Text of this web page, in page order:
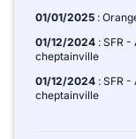
01/01/2025 :
01/12/2024 : SFR
cheptainville
01/12/2024 : SFR
cheptainville